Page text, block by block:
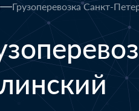
Грузоперевозка Санкт-